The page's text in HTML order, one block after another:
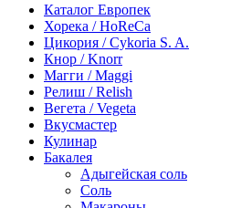
Каталог Европек
Хорека / HoReCa
Цикория / Cykoria S. A.
Кнор / Knorr
Магги / Maggi
Релиш / Relish
Вегета / Vegeta
Вкусмастер
Кулинар
Бакалея
Адыгейская соль
Соль